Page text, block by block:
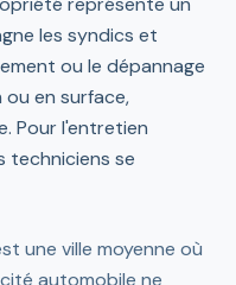
les syndics et
ou le dépannage
en surface,
Pour l'entretien
techniciens se
une ville moyenne où
automobile ne